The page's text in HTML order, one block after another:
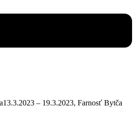
– 19.3.2023, Farnosť Bytča